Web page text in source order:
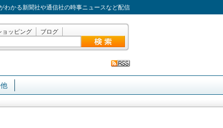
わかる新聞社や通信社の時事ニュースなど配信
ョッピング ブログ